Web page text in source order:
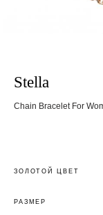
Stella
Chain Bracelet For
ЗОЛОТОЙ ЦВЕТ
РАЗМЕР